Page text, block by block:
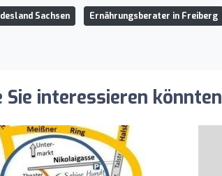
Sachsen Ernährungsberater in Freiberg
interessieren könnten